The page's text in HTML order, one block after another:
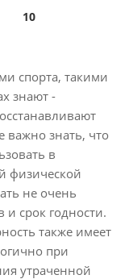
10
спорта, такими
знают -
важно знать, что
в
физической
не очень
и срок годности.
также имеет
при
утраченной